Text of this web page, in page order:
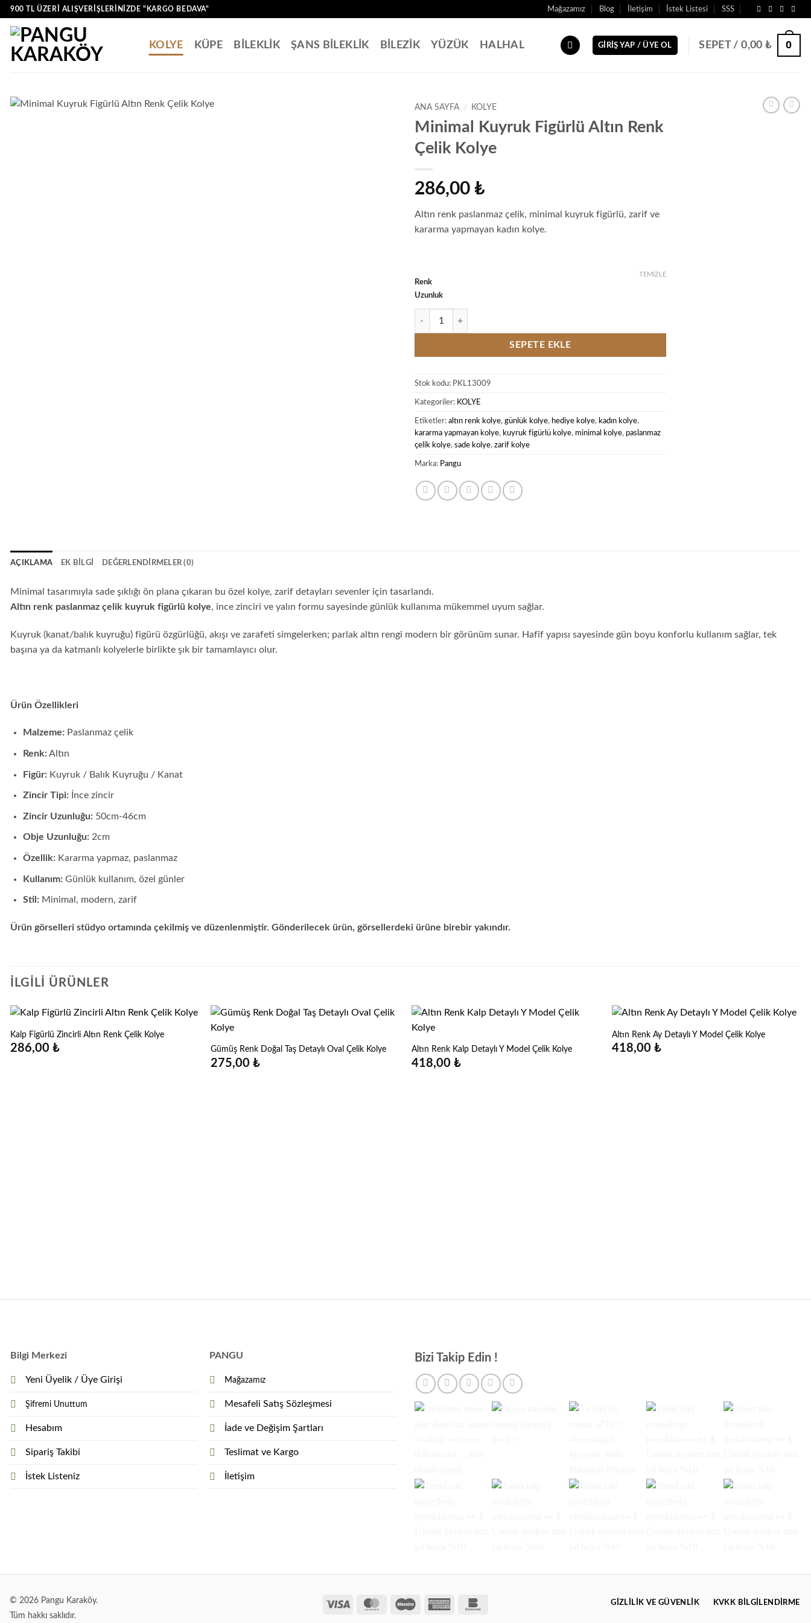
İçeriğe
900 TL ÜZERI ALIŞVERIŞLERINIZDE "KARGO BEDAVA" Mağazamız Blog İletişim İstek Listesi SSS
KOLYE KÜPE BİLEKLİK ŞANS BİLEKLİK BİLEZİK YÜZÜK HALHAL GIRIŞ YAP / ÜYE OL SEPET /0,00 ₺ 0
ANA SAYFA / KOLYE
Minimal Kuyruk Figürlü Altın Renk
Çelik Kolye
286,00 ₺
Altın renk paslanmaz çelik, minimal kuyruk figürlü, zarif ve
kararma yapmayan kadın kolye.
Renk
Uzunluk
TEMIZLE
Minimal Kuyruk Figürlü Altın Renk Çelik Kolye adet
SEPETE EKLE
Stok kodu: PKL13009
Kategoriler: KOLYE
Etiketler: altın renk kolye, günlük kolye, hediye kolye, kadın kolye,
kararma yapmayan kolye, kuyruk figürlü kolye, minimal kolye, paslanmaz
çelik kolye, sade kolye, zarif kolye
Marka: Pangu
AÇIKLAMA EK BILGI DEĞERLENDIRMELER (0)
Minimal tasarımıyla sade şıklığı ön plana çıkaran bu özel kolye, zarif detayları sevenler için tasarlandı.
Altın renk paslanmaz çelik kuyruk figürlü kolye, ince zinciri ve yalın formu sayesinde günlük kullanıma mükemmel uyum sağlar.
Kuyruk (kanat/balık kuyruğu) figürü özgürlüğü, akışı ve zarafeti simgelerken; parlak altın rengi modern bir görünüm sunar. Hafif yapısı sayesinde gün boyu konforlu kullanım sağlar, tek
başına ya da katmanlı kolyelerle birlikte şık bir tamamlayıcı olur.
Ürün Özellikleri
Malzeme:Paslanmaz çelik
Renk:Altın
Figür:Kuyruk / Balık Kuyruğu / Kanat
Zincir Tipi:İnce zincir
Zincir Uzunluğu:50cm-46cm
Obje Uzunluğu:2cm
Özellik:Kararma yapmaz, paslanmaz
Kullanım:Günlük kullanım, özel günler
Stil:Minimal, modern, zarif
Ürün görselleri stüdyo ortamında çekilmiş ve düzenlenmiştir. Gönderilecek ürün, görsellerdeki ürüne birebir yakındır.
İLGILI ÜRÜNLER
Kalp Figürlü Zincirli Altın Renk Çelik Kolye
286,00 ₺ Gümüş Renk Doğal Taş Detaylı Oval Çelik Kolye
275,00₺
Altın Renk Kalp Detaylı Y Model Çelik Kolye
418,00 ₺
Altın Renk Ay Detaylı Y Model Çelik Kolye
418,00₺
Bilgi Merkezi
Yeni Üyelik / Üye Girişi
Şifremi Unuttum
Hesabım
Sipariş Takibi
İstek Listeniz
PANGU
Mağazamız
Mesafeli Satış Sözleşmesi
İade ve Değişim Şartları
Teslimat ve Kargo
İletişim
Bizi Takip Edin !
© 2026 Pangu Karaköy.
Tüm hakkı saklıdır.
Visa MasterCardMaestro American
GIZLILIK VE GÜVENLIK KVKK BİLGİLENDİRME